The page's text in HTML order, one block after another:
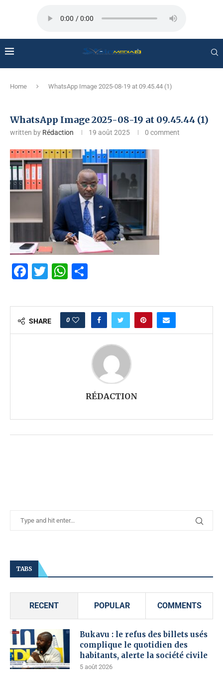
Home WhatsApp Image 2025-08-19 at 09.45.44 (1)
WhatsApp Image 2025-08-19 at 09.45.44 (1)
written by Rédaction 19 août 2025 0 comment
Facebook
TwitterWhatsApp
SHARE 0
RÉDACTION
TABS
RECENT POPULAR COMMENTS
Bukavu : le refus des billets usés
complique le quotidien des
habitants, alerte la société civile
5 août 2026